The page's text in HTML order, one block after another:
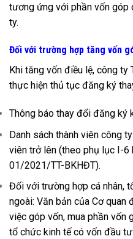
tương ứng với phần vốn góp
ty.
Đối với trường hợp tăng vốn
Khi tăng vốn điều lệ, công
thực hiện thủ tục đăng ký
Thông báo thay đổi đăng ký
Danh sách thành viên công
viên trở lên (theo phụ lục I-6
01/2021/TT-BKHĐT).
Đối với trường hợp cá nhân,
ngoài: Văn bản của Cơ quan
việc góp vốn, mua phần vốn
tổ chức kinh tế có vốn đầu